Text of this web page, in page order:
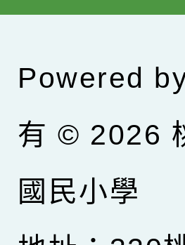
Powered
有 © 2026
國民小學